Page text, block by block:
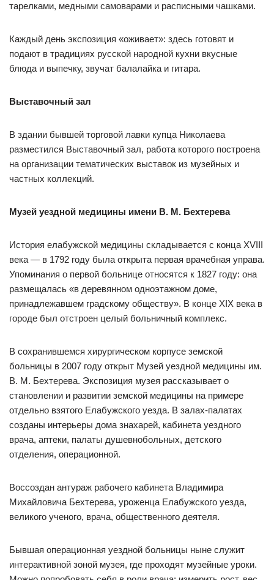
тарелками, медными самоварами и расписными чашками.
Каждый день экспозиция «оживает»: здесь готовят и
подают в традициях русской народной кухни вкусные
блюда и выпечку, звучат балалайка и гитара.
Выставочный зал
В здании бывшей торговой лавки купца Николаева
разместился Выставочный зал, работа которого построена
на организации тематических выставок из музейных и
частных коллекций.
Музей уездной медицины имени В. М. Бехтерева
История елабужской медицины складывается с конца XVIII
века — в 1792 году была открыта первая врачебная управа.
Упоминания о первой больнице относятся к 1827 году: она
размещалась «в деревянном одноэтажном доме,
принадлежавшем градскому обществу». В конце XIX века в
городе был отстроен целый больничный комплекс.
В сохранившемся хирургическом корпусе земской
больницы в 2007 году открыт Музей уездной медицины им.
В. М. Бехтерева. Экспозиция музея рассказывает о
становлении и развитии земской медицины на примере
отдельно взятого Елабужского уезда. В залах-палатах
созданы интерьеры дома знахарей, кабинета уездного
врача, аптеки, палаты душевнобольных, детского
отделения, операционной.
Воссоздан антураж рабочего кабинета Владимира
Михайловича Бехтерева, уроженца Елабужского уезда,
великого ученого, врача, общественного деятеля.
Бывшая операционная уездной больницы ныне служит
интерактивной зоной музея, где проходят музейные уроки.